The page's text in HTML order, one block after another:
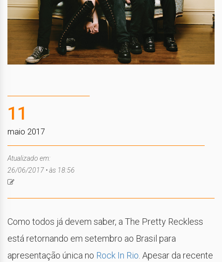
11
maio 2017
Atualizado em:
26/06/2017 • às 18:56
Como todos já devem saber, a The Pretty Reckless
está retornando em setembro ao Brasil para
apresentação única no Rock In Rio . Apesar da recente